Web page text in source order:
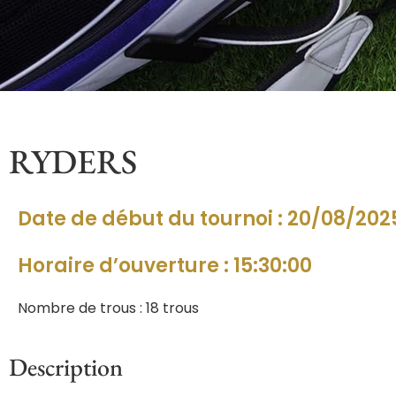
RYDERS
Date de début du tournoi : 20/08/
Horaire d’ouverture : 15:30:00
Nombre de trous : 18 trous
Description